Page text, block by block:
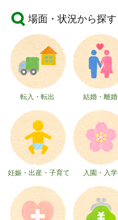
場面・状況から探す
転入・転出 結婚・離婚
妊娠・出産・子育て 入園・入学